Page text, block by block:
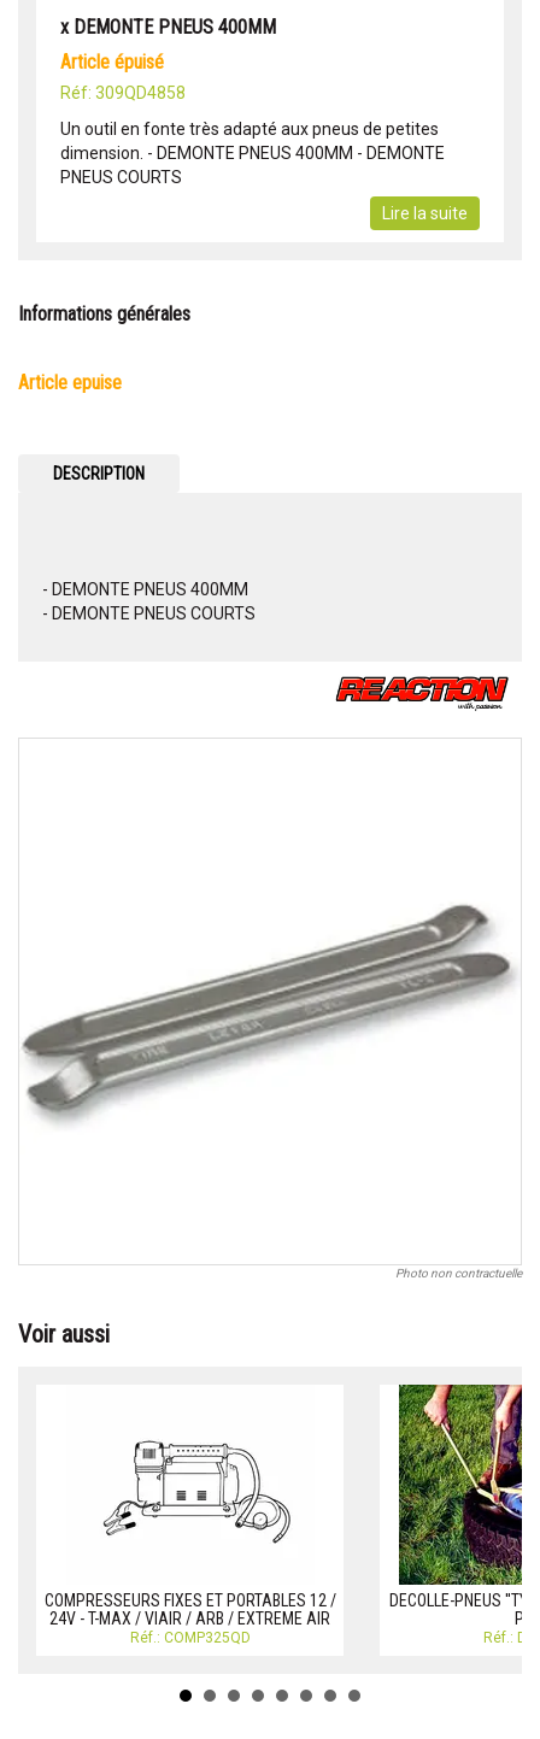
x DEMONTE PNEUS 400MM
article épuisé
Réf: 309QD4858
Un outil en fonte très adapté aux pneus de petites
dimension. - DEMONTE PNEUS 400MM - DEMONTE
PNEUS COURTS
Lire la suite
Informations générales
article epuise
DESCRIPTION
- DEMONTE PNEUS 400MM
- DEMONTE PNEUS COURTS
Photo non contractuelle
Voir aussi
COMPRESSEURS FIXES ET PORTABLES 12 /
24V - T-MAX / VIAIR / ARB / EXTREME AIR
Réf.: COMP325QD
DECOLLE-PNEUS
Réf.: